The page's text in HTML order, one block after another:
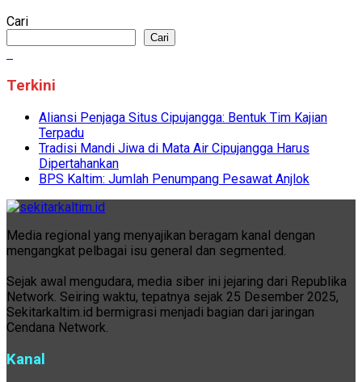
Cari
Cari
Terkini
Aliansi Penjaga Situs Cipujangga: Bentuk Tim Kajian
Terpadu
Tradisi Mandi Jiwa di Mata Air Cipujangga Harus
Dipertahankan
BPS Kaltim: Jumlah Penumpang Pesawat Anjlok
Media regional yang menyajikan beragam kanal dengan
mengangkat pelbagai isu general dan segmented.
Sejak awal mengudara, media siber ini jejaring dari Republika
Network. Seiring waktu, tepatnya sejak 25 Desember 2025,
Sekitarkaltim.id bermigrasi menjadi bagian dari jaringan
Cendana Network.
Kanal